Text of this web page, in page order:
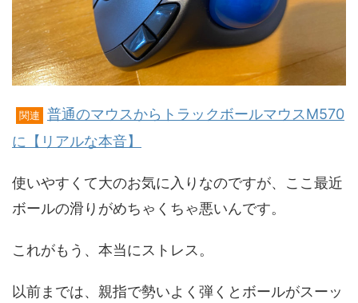
関連
普通のマウスからトラックボールマウスM570
に【リアルな本音】
使いやすくて大のお気に入りなのですが、ここ最近
ボールの滑りがめちゃくちゃ悪いんです。
これがもう、本当にストレス。
以前までは、親指で勢いよく弾くとボールがスーッ